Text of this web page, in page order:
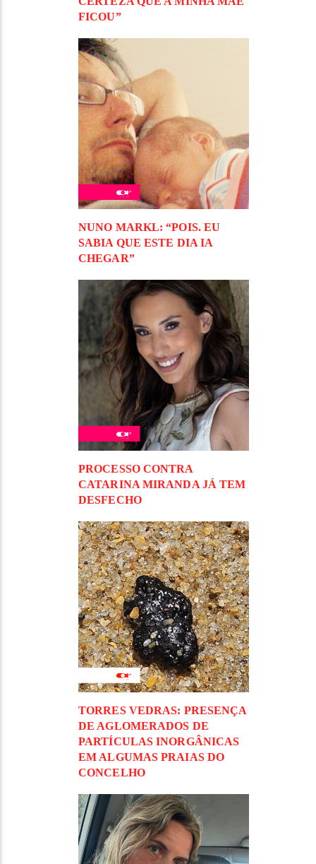
FICOU”
NUNO MARKL: “POIS. EU
SABIA QUE ESTE DIA IA
CHEGAR”
PROCESSO CONTRA
CATARINA MIRANDA JÁ TEM
DESFECHO
TORRES VEDRAS: PRESENÇA
DE AGLOMERADOS DE
PARTÍCULAS INORGÂNICAS
EM ALGUMAS PRAIAS DO
CONCELHO